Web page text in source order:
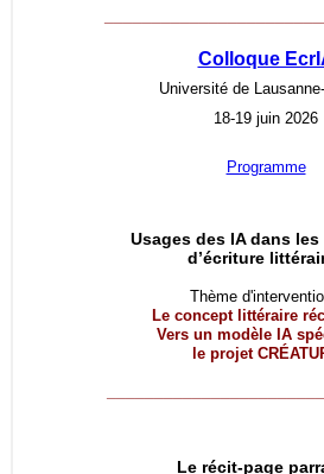
Colloque
Université de
18-19 juin 2026
Programme
Usages des IA dans
d’écriture
Thème
Le concept littéraire
Vers un modèle IA
le projet
Le récit-page